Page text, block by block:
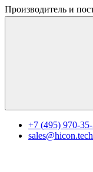
Производитель и
+7 (495) 970-
sales@hicon.tech